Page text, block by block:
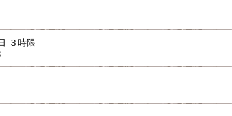
３時限